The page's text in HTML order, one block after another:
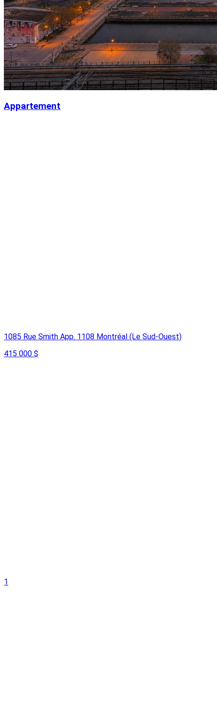
Appartement
1085 Rue Smith App. 1108 Montréal (Le Sud-Ouest)
415 000 $
1